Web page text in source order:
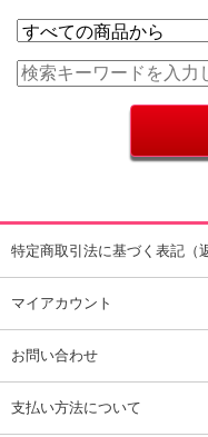
特定商取引法に基づく表記（
マイアカウント
お問い合わせ
支払い方法について